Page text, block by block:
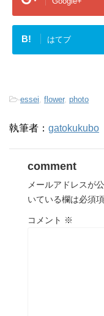
B! はてブ
-essei flower, photo
執筆者： gatokukubo
comment
メールアドレスが
いている欄は必須
コメント ※